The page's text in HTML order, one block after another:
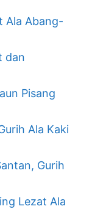
Ala Abang-
dan
Pisang
Ala Kaki
Gurih
Lezat Ala